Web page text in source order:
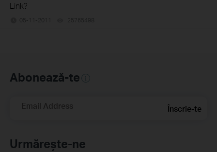
Link?
05-11-2011 25765498
Abonează-te
Email Address Înscrie-te
Urmărește-ne